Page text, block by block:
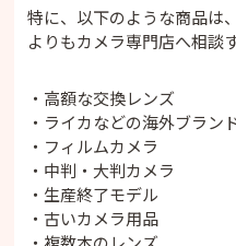
特に、以下のような商品は
よりもカメラ専門店へ相談
・高額な交換レンズ
・ライカなどの海外ブラン
・フィルムカメラ
・中判・大判カメラ
・生産終了モデル
・古いカメラ用品